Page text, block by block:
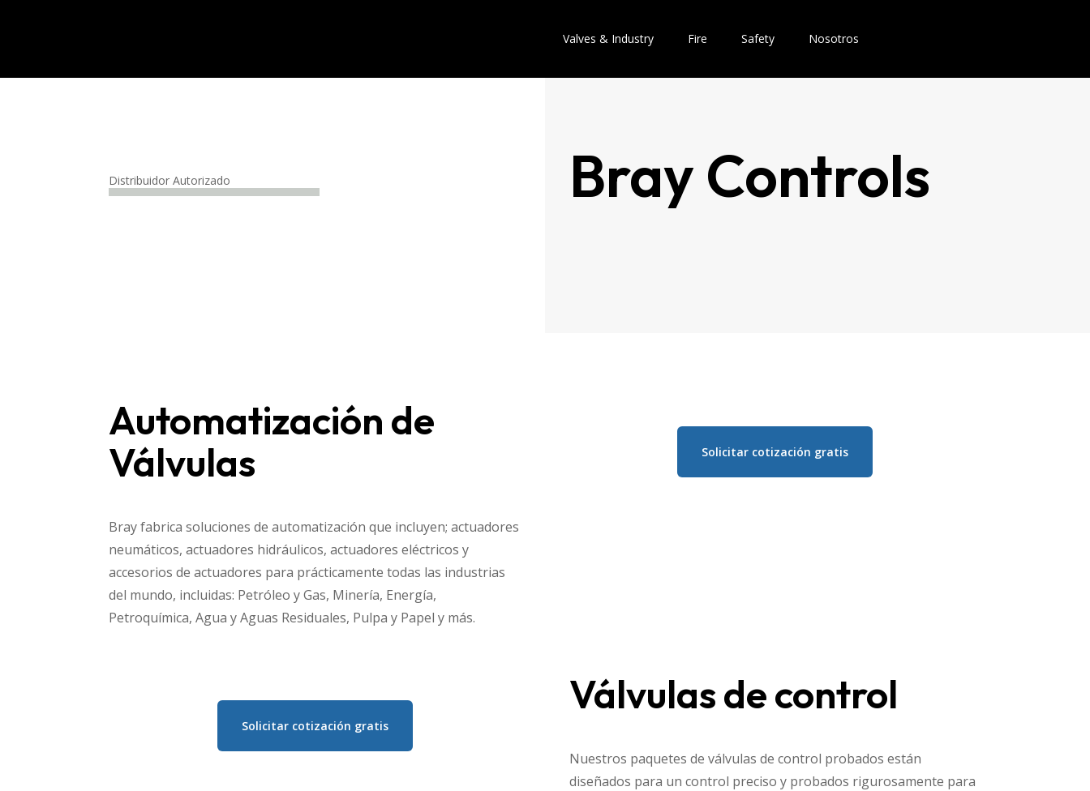
Valves & Industry Fire Safety Nosotros
Distribuidor Autorizado Bray Controls
Automatización de
Válvulas
Bray fabrica soluciones de automatización que incluyen; actuadores
neumáticos, actuadores hidráulicos, actuadores eléctricos y
accesorios de actuadores para prácticamente todas las industrias
del mundo, incluidas: Petróleo y Gas, Minería, Energía,
Petroquímica, Agua y Aguas Residuales, Pulpa y Papel y más.
Solicitar cotización gratis
Solicitar cotización gratis
Válvulas de control
Nuestros paquetes de válvulas de control probados están
diseñados para un control preciso y probados rigurosamente para